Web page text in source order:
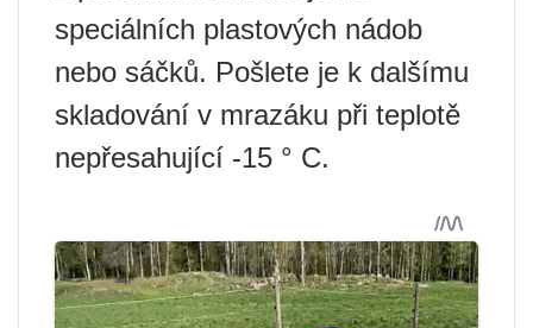
speciálních plastových nádob
nebo sáčků. Pošlete je k dalšímu
skladování v mrazáku při teplotě
nepřesahující -15 ° C.